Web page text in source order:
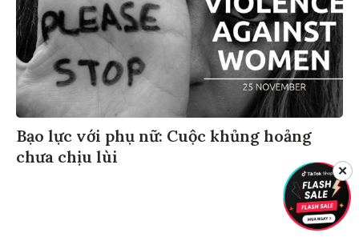
Bạo lực với phụ nữ: Cuộc khủng hoảng
chưa chịu lùi
✕